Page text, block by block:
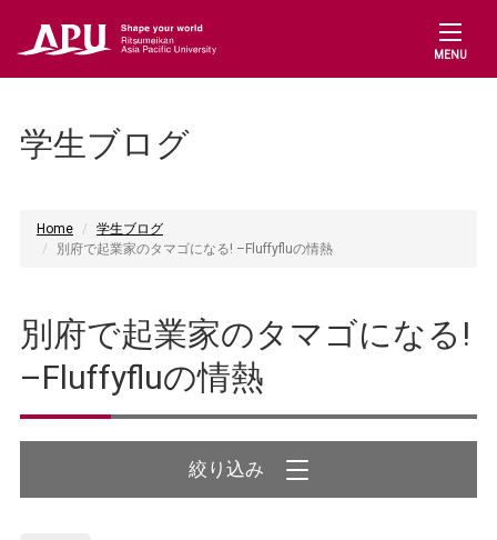
MENU
学生ブログ
Home
学生ブログ
別府で起業家のタマゴになる! –Fluffyfluの情熱
別府で起業家のタマゴになる!
–Fluffyfluの情熱
絞り込み